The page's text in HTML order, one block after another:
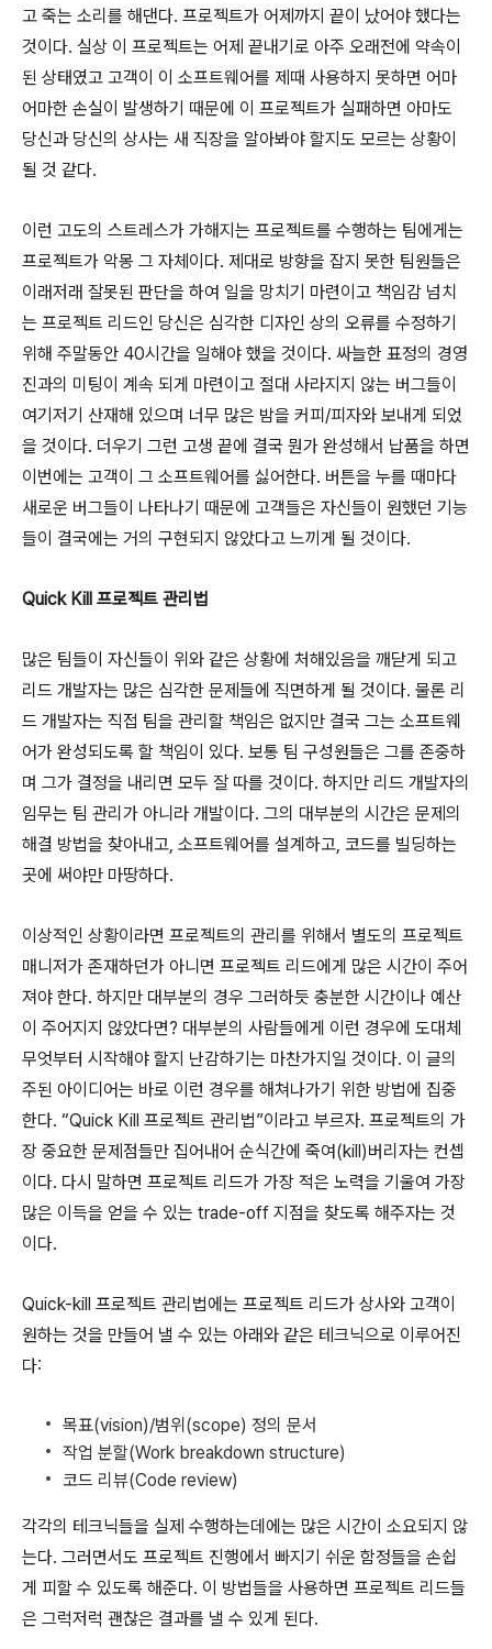
고 죽는 소리를 해댄다. 프로젝트가 어제까지 끝이 났어야 했다는
것이다. 실상 이 프로젝트는 어제 끝내기로 아주 오래전에 약속이
된 상태였고 고객이 이 소프트웨어를 제때 사용하지 못하면 어마
어마한 손실이 발생하기 때문에 이 프로젝트가 실패하면 아마도
당신과 당신의 상사는 새 직장을 알아봐야 할지도 모르는 상황이
될 것 같다.
이런 고도의 스트레스가 가해지는 프로젝트를 수행하는 팀에게는
프로젝트가 악몽 그 자체이다. 제대로 방향을 잡지 못한 팀원들은
이래저래 잘못된 판단을 하여 일을 망치기 마련이고 책임감 넘치
는 프로젝트 리드인 당신은 심각한 디자인 상의 오류를 수정하기
위해 주말동안 40시간을 일해야 했을 것이다. 싸늘한 표정의 경영
진과의 미팅이 계속 되게 마련이고 절대 사라지지 않는 버그들이
여기저기 산재해 있으며 너무 많은 밤을 커피/피자와 보내게 되었
을 것이다. 더우기 그런 고생 끝에 결국 뭔가 완성해서 납품을 하면
이번에는 고객이 그 소프트웨어를 싫어한다. 버튼을 누를 때마다
새로운 버그들이 나타나기 때문에 고객들은 자신들이 원했던 기능
들이 결국에는 거의 구현되지 않았다고 느끼게 될 것이다.
Quick Kill 프로젝트 관리법
많은 팀들이 자신들이 위와 같은 상황에 처해있음을 깨닫게 되고
리드 개발자는 많은 심각한 문제들에 직면하게 될 것이다. 물론 리
드 개발자는 직접 팀을 관리할 책임은 없지만 결국 그는 소프트웨
어가 완성되도록 할 책임이 있다. 보통 팀 구성원들은 그를 존중하
며 그가 결정을 내리면 모두 잘 따를 것이다. 하지만 리드 개발자의
임무는 팀 관리가 아니라 개발이다. 그의 대부분의 시간은 문제의
해결 방법을 찾아내고, 소프트웨어를 설계하고, 코드를 빌딩하는
곳에 써야만 마땅하다.
이상적인 상황이라면 프로젝트의 관리를 위해서 별도의 프로젝트
매니저가 존재하던가 아니면 프로젝트 리드에게 많은 시간이 주어
져야 한다. 하지만 대부분의 경우 그러하듯 충분한 시간이나 예산
이 주어지지 않았다면? 대부분의 사람들에게 이런 경우에 도대체
무엇부터 시작해야 할지 난감하기는 마찬가지일 것이다. 이 글의
주된 아이디어는 바로 이런 경우를 해쳐나가기 위한 방법에 집중
한다. “Quick Kill 프로젝트 관리법”이라고 부르자. 프로젝트의 가
장 중요한 문제점들만 집어내어 순식간에 죽여(kill)버리자는 컨셉
이다. 다시 말하면 프로젝트 리드가 가장 적은 노력을 기울여 가장
많은 이득을 얻을 수 있는 trade-off 지점을 찾도록 해주자는 것
이다.
Quick-kill 프로젝트 관리법에는 프로젝트 리드가 상사와 고객이
원하는 것을 만들어 낼 수 있는 아래와 같은 테크닉으로 이루어진
다:
목표(vision)/범위(scope) 정의 문서
작업 분할(Work breakdown structure)
코드 리뷰(Code review)
각각의 테크닉들을 실제 수행하는데에는 많은 시간이 소요되지 않
는다. 그러면서도 프로젝트 진행에서 빠지기 쉬운 함정들을 손쉽
게 피할 수 있도록 해준다. 이 방법들을 사용하면 프로젝트 리드들
은 그럭저럭 괜찮은 결과를 낼 수 있게 된다.